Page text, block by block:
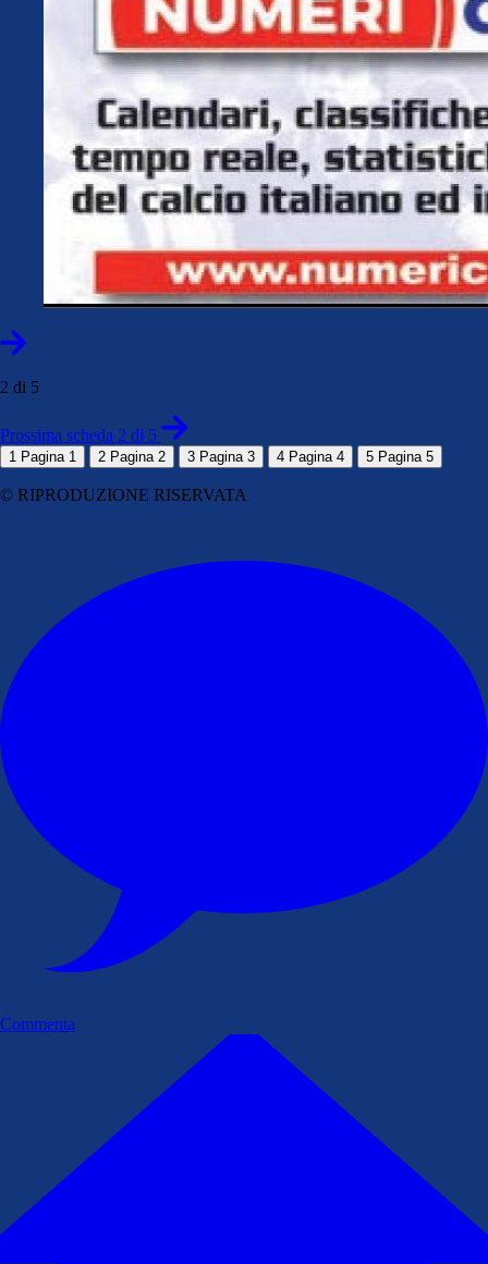
2 di 5
Prossima scheda 2 di 5
1 Pagina 1 2 Pagina 2 3 Pagina 3 4 Pagina 4 5 Pagina 5
© RIPRODUZIONE RISERVATA
Commenta